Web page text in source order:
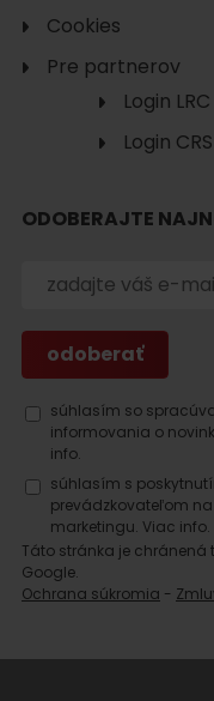
Cookies
Pre partnerov
Login LRC
Login CRS
ODOBERAJTE
súhlasím so
informovania o
info.
súhlasím s
prevádzkovateľom
marketingu. Viac info.
Táto stránka je chránená
Google.
Ochrana súkromia -